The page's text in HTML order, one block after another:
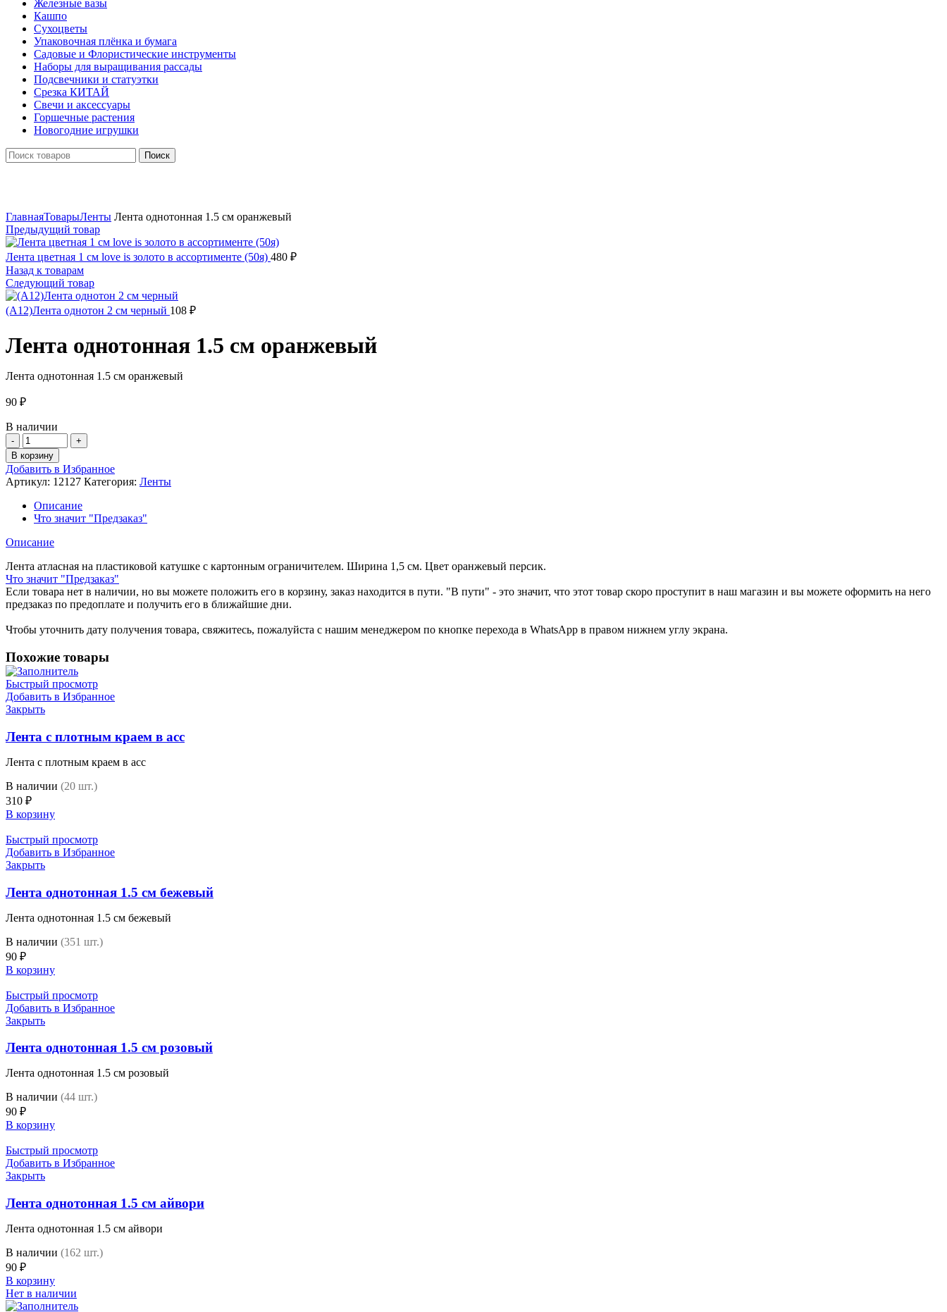
Железные вазы
Кашпо
Сухоцветы
Упаковочная плёнка и бумага
Садовые и Флористические инструменты
Наборы для выращивания рассады
Подсвечники и статуэтки
Срезка КИТАЙ
Свечи и аксессуары
Горшечные растения
Новогодние игрушки
Поиск
ГлавнаяТоварыЛенты Лента однотонная 1.5 см оранжевый
Предыдущий товар
Лента цветная 1 см love is золото в ассортименте (50я) 480 ₽
Назад к товарам
Следующий товар
(А12)Лента однотон 2 см черный 108 ₽
Лента однотонная 1.5 см оранжевый
Лента однотонная 1.5 см оранжевый
90 ₽
В наличии
Количество
товара
Лента
однотонная
1.5
см
оранжевый
В корзину
Добавить в Избранное
Артикул: 12127 Категория: Ленты
Описание
Что значит "Предзаказ"
Описание
Лента атласная на пластиковой катушке с картонным ограничителем. Ширина 1,5 см. Цвет оранжевый персик.
Что значит "Предзаказ"
Если товара нет в наличии, но вы можете положить его в корзину, заказ находится в пути. "В пути" - это значит, что этот товар скоро проступит в наш магазин и вы можете оформить на него
предзаказ по предоплате и получить его в ближайшие дни.
Чтобы уточнить дату получения товара, свяжитесь, пожалуйста с нашим менеджером по кнопке перехода в WhatsApp в правом нижнем углу экрана.
Похожие товары
Быстрый просмотр
Добавить в Избранное
Закрыть
Лента с плотным краем в асс
Лента с плотным краем в асс
В наличии (20 шт.)
310 ₽
В корзину
Быстрый просмотр
Добавить в Избранное
Закрыть
Лента однотонная 1.5 см бежевый
Лента однотонная 1.5 см бежевый
В наличии (351 шт.)
90 ₽
В корзину
Быстрый просмотр
Добавить в Избранное
Закрыть
Лента однотонная 1.5 см розовый
Лента однотонная 1.5 см розовый
В наличии (44 шт.)
90 ₽
В корзину
Быстрый просмотр
Добавить в Избранное
Закрыть
Лента однотонная 1.5 см айвори
Лента однотонная 1.5 см айвори
В наличии (162 шт.)
90 ₽
В корзину
Нет в наличии